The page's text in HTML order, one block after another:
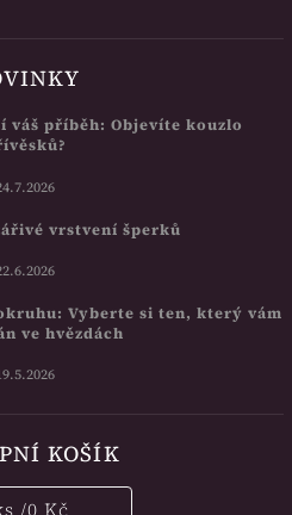
váš příběh: Objevíte kouzlo
vrstvení šperků
Vyberte si ten, který vám
ve hvězdách
KOŠÍK